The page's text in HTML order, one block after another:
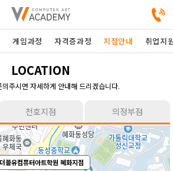
게임과정 자격증과정 지점안내 취업지
LOCATION
의주시면 자세하게 안내해 드리겠습니다.
천호지점 의정부점
더블유컴퓨터아트학원 혜화지점
더블유컴퓨터아트학원 천호지점
더블유컴퓨터아트학원 의정부점